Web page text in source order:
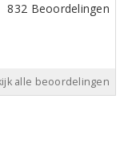
832 Beoordelingen
alle beoordelingen